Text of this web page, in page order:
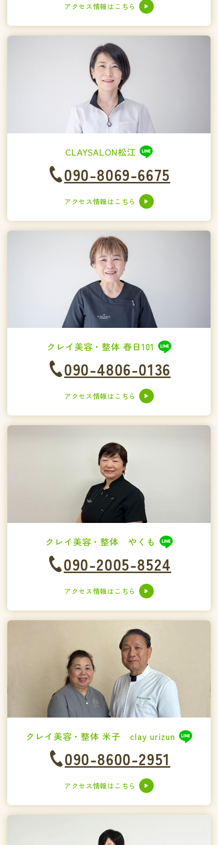
アクセス情報はこちら
CLAYSALON松江
090-8069-6675
アクセス情報はこちら
クレイ美容・整体 春日101
090-4806-0136
アクセス情報はこちら
クレイ美容・整体 やくも
090-2005-8524
アクセス情報はこちら
クレイ美容・整体 米子 clay urizun
090-8600-2951
アクセス情報はこちら